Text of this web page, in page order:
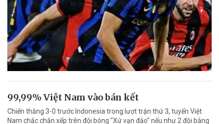
99,99% Việt Nam vào bán kết
Chiến thắng 3-0 trước Indonesia trong lượt trận thứ 3, tuyển Việt
Nam chắc chắn xếp trên đội bóng "Xứ vạn đảo" nếu như 2 đội bằng